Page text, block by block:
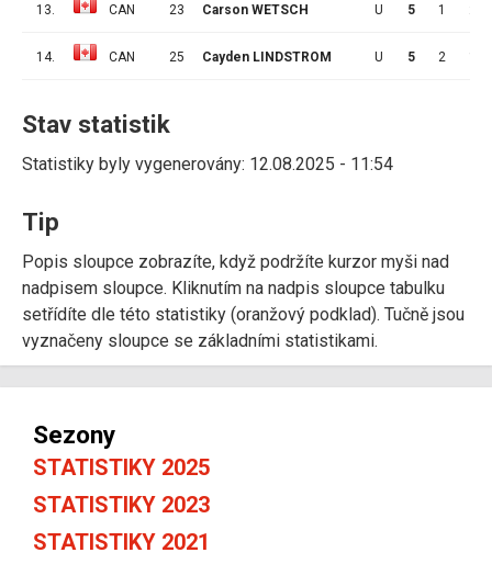
13. CAN 23 Carson WETSCH U 5 1 2
14. CAN 25 Cayden LINDSTROM U 5 2
Stav statistik
Statistiky byly vygenerovány: 12.08.2025 - 11:54
Tip
Popis sloupce zobrazíte, když podržíte kurzor myši nad
nadpisem sloupce. Kliknutím na nadpis sloupce tabulku
setřídíte dle této statistiky (oranžový podklad). Tučně jsou
vyznačeny sloupce se základními statistikami.
Sezony
STATISTIKY 2025
STATISTIKY 2023
STATISTIKY 2021